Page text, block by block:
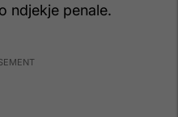
ndjekje penale.